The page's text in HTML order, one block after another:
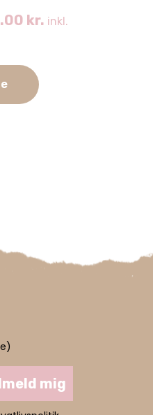
kr. inkl.
mig